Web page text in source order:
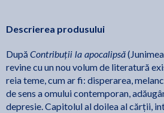
Descrierea produsului
După Contribuții la apocalipsă
revine cu un nou volum de literatură
reia teme, cum ar fi: disperarea,
de sens a omului contemporan,
depresie. Capitolul al doilea al cărții,